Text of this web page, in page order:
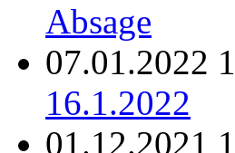
Absage
07.01.2022
16.1.2022
01.12.2021